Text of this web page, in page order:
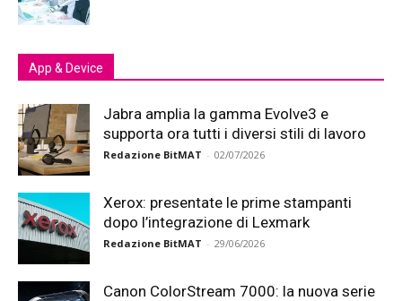
App & Device
Jabra amplia la gamma Evolve3 e
supporta ora tutti i diversi stili di lavoro
Redazione BitMAT - 02/07/2026
Xerox: presentate le prime stampanti
dopo l’integrazione di Lexmark
Redazione BitMAT - 29/06/2026
Canon ColorStream 7000: la nuova serie